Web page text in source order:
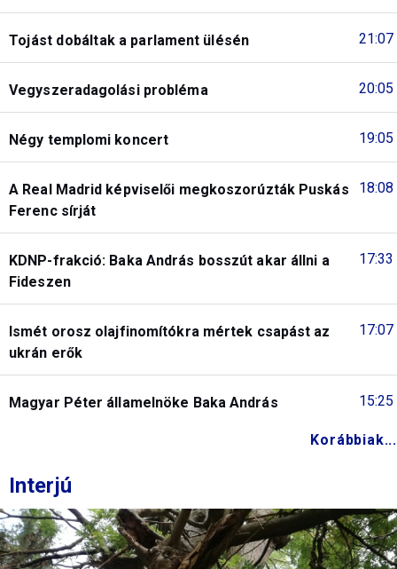
21:07
Tojást dobáltak a parlament ülésén
20:05
Vegyszeradagolási probléma
19:05
Négy templomi koncert
18:08
A Real Madrid képviselői megkoszorúzták Puskás
Ferenc sírját
17:33
KDNP-frakció: Baka András bosszút akar állni a
Fideszen
17:07
Ismét orosz olajfinomítókra mértek csapást az
ukrán erők
15:25
Magyar Péter államelnöke Baka András
Korábbiak...
Interjú